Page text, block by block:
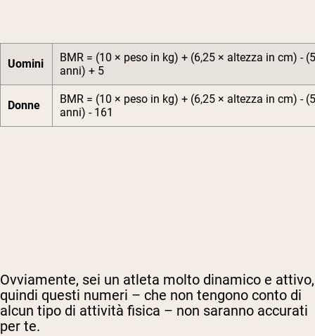
Uomini
BMR = (10 × peso in kg) + (6,25 × altezza in cm) -
anni) + 5
Donne
BMR = (10 × peso in kg) + (6,25 × altezza in cm) -
anni) - 161
Ovviamente, sei un atleta molto dinamico e attivo,
quindi questi numeri – che non tengono conto di
alcun tipo di attività fisica – non saranno accurati
per te.